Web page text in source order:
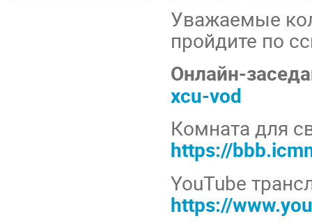
Уважаемые
пройдите по
Онлайн-
xcu-vod
Комната для
https://
YouTube
https://